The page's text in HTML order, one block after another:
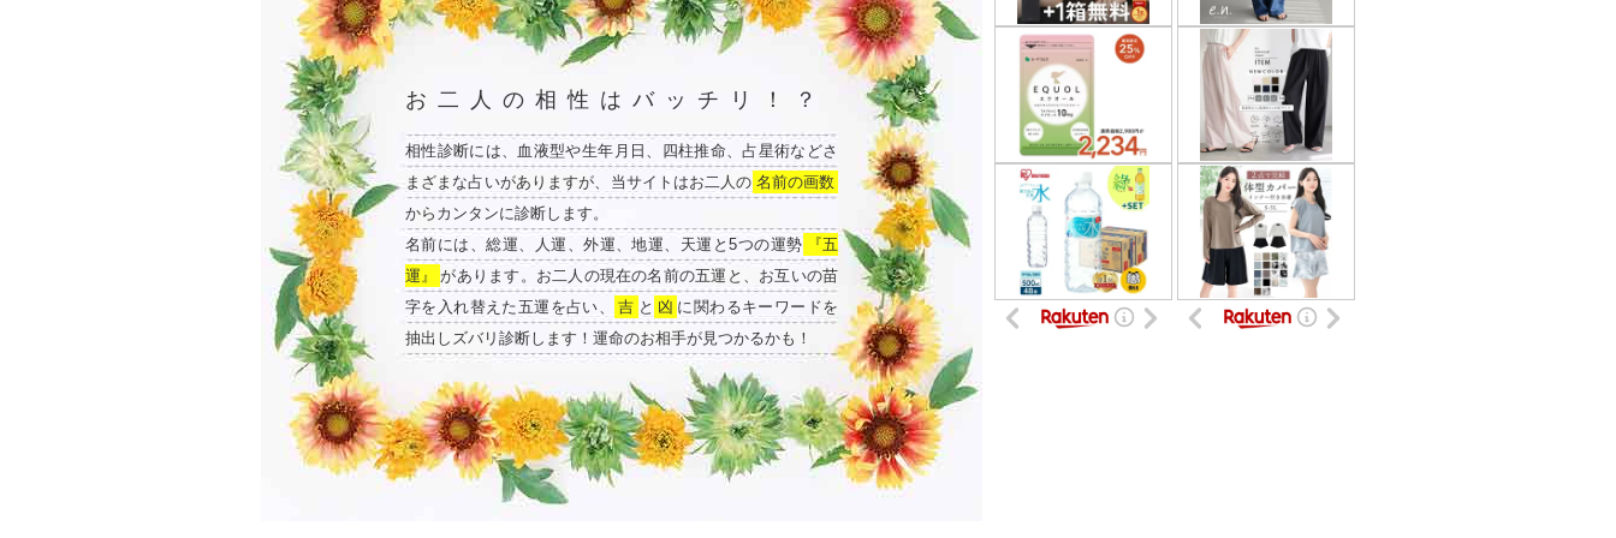
お二人の相性はバッチリ！？
相性診断には、血液型や生年月日、四柱推命、占星術などさ
まざまな占いがありますが、当サイトはお二人の 名前の画数
からカンタンに診断します。
名前には、総運、人運、外運、地運、天運と5つの運勢
『五
運』
があります。お二人の現在の名前の五運と、お互いの苗
字を入れ替えた五運を占い、
吉 と 凶 に関わるキーワードを
抽出しズバリ診断します！運命のお相手が見つかるかも！